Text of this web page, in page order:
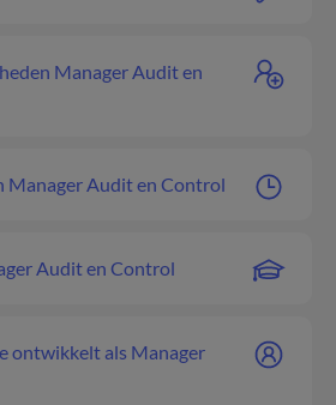
Manager Audit en
Manager Audit en Control
Audit en Control
ontwikkelt als Manager